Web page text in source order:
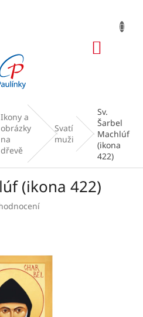
Ikony a
obrázky
na
dřevě
Svatí
muži
Sv.
Šarbel
Machlúf
(ikona
422)
(ikona 422)